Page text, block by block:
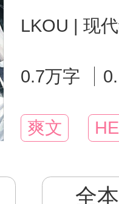
LKOU | 现
0.7万字
爽文 HE
全